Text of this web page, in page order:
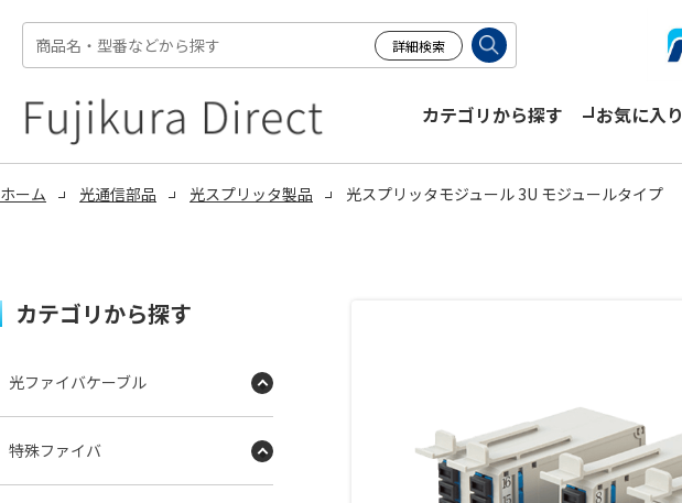
カテゴリから探す お気に入り
ホーム 光通信部品 光スプリッタ製品 光スプリッタモジュール 3U モジュールタイプ
カテゴリから探す
光ファイバケーブル
特殊ファイバ